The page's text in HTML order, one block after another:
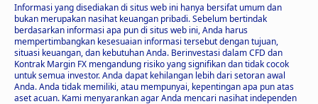
Informasi yang disediakan di situs web ini hanya bersifat umum dan
bukan merupakan nasihat keuangan pribadi. Sebelum bertindak
berdasarkan informasi apa pun di situs web ini, Anda harus
mempertimbangkan kesesuaian informasi tersebut dengan tujuan,
situasi keuangan, dan kebutuhan Anda. Berinvestasi dalam CFD dan
Kontrak Margin FX mengandung risiko yang signifikan dan tidak cocok
untuk semua investor. Anda dapat kehilangan lebih dari setoran awal
Anda. Anda tidak memiliki, atau mempunyai, kepentingan apa pun atas
aset acuan. Kami menyarankan agar Anda mencari nasihat independen